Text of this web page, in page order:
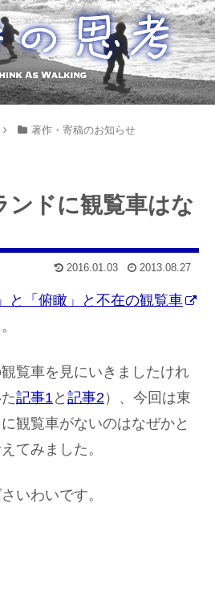
著作・寄稿のお知らせ
ンドに観覧車はな
2016.01.03 2013.08.27
と「俯瞰」と不在の観覧車
覧車を見にいきましたけれ
記事1 と 記事2 ）、今回は東
観覧車がないのはなぜかと
てみました。
いわいです。